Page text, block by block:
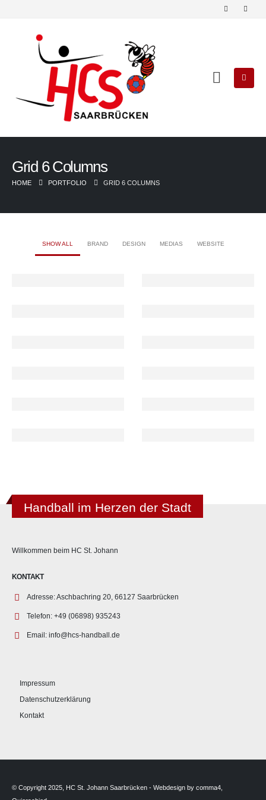
Grid 6 Columns
HOME PORTFOLIO GRID 6 COLUMNS
SHOW ALL BRAND DESIGN MEDIAS WEBSITE
Handball im Herzen der Stadt
Willkommen beim HC St. Johann
KONTAKT
Adresse:Aschbachring 20, 66127 Saarbrücken
Telefon: +49 (06898) 935243
Email: info@hcs-handball.de
Impressum
Datenschutzerklärung
Kontakt
© Copyright 2025, HC St. Johann Saarbrücken - Webdesign by comma4,